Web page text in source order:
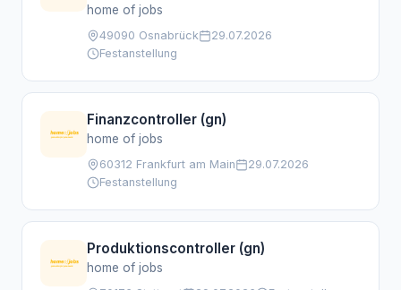
home of jobs
49090 Osnabrück
29.07.2026
Festanstellung
Finanzcontroller (gn)
home of jobs
60312 Frankfurt am Main
29.07.2026
Festanstellung
Produktionscontroller (gn)
home of jobs